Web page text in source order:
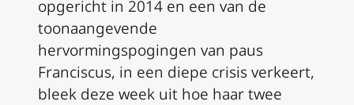
opgericht in 2014 en een van de
toonaangevende
hervormingspogingen van paus
Franciscus, in een diepe crisis verkeert,
bleek deze week uit hoe haar twee